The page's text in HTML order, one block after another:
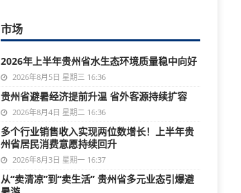
市场
2026年上半年贵州省水生态环境质量稳中向好
2026年8月5日 星期三 16:36
贵州省避暑经济提前升温 省外客源持续扩容
2026年8月4日 星期二 16:36
多个行业销售收入实现两位数增长！上半年贵
州省居民消费意愿持续回升
2026年8月3日 星期一 16:37
从“卖清凉”到“卖生活” 贵州省多元业态引爆避